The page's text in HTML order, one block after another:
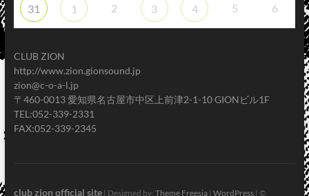
31 1 2 3 4 5 6
CLUB ZION
http://www.zion.gionsound.jp
zion@c-o-a-l.jp
〒460-0013 愛知県名古屋市中区上前津2-1-10 GIONビル1F
TEL:052-339-2331
FAX:052-339-2345
club zion official site| Designed by: Theme Freesia| WordPress| ©